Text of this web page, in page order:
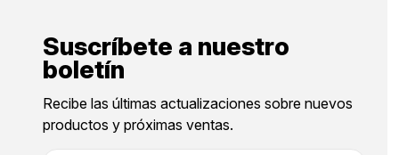
Suscríbete a nuestro
boletín
Recibe las últimas actualizaciones sobre nuevos
productos y próximas ventas.